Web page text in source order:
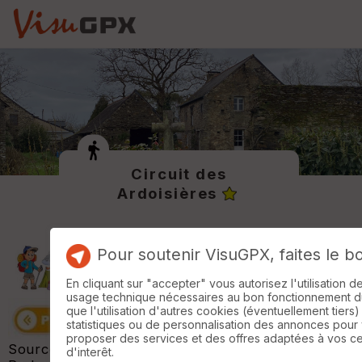
Circuit des
Ardoisières
Source de la randonnée :
Tourisme Pays de
Pour soutenir VisuGPX, faites le
En cliquant sur "accepter" vous autorisez l'utilisation
usage technique nécessaires au bon fonctionnement
que l'utilisation d'autres cookies (éventuellement
statistiques ou de personnalisation des annonces pour
proposer des services et des offres adaptées à vos
d'interêt.